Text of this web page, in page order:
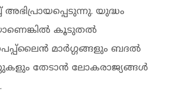
അഭിപ്രായപ്പെടുന്നു. യുദ്ധം
കൂടുതൽ
മാർഗ്ഗങ്ങളും ബദൽ
തേടാൻ ലോകരാജ്യങ്ങൾ